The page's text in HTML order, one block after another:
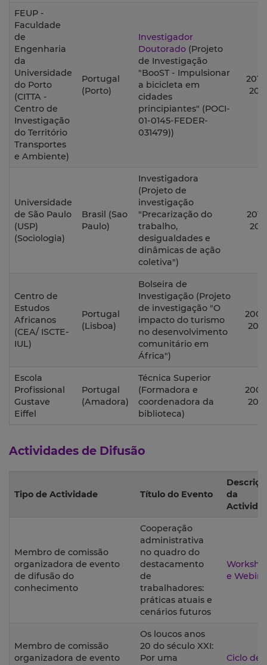
FEUP -
Faculdade
de
Engenharia
da
Universidade
do Porto
(CITTA -
Centro de
Investigação
do Território
Transportes
e Ambiente)
Portugal
(Porto)
Investigador
Doutorado (Projeto
de Investigação
"BooST - Impulsionar
a bicicleta em
cidades
principiantes" (POCI-
01-0145-FEDER-
031479))
Universidade
de São Paulo
(USP)
(Sociologia)
Brasil (Sao
Paulo)
Investigadora
(Projeto de
investigação
"Precarização do
trabalho,
desigualdades e
dinâmicas de ação
coletiva")
Centro de
Estudos
Africanos
(CEA/ ISCTE-
IUL)
Portugal
(Lisboa)
Bolseira de
Investigação (Projeto
de investigação "O
impacto do turismo
no desenvolvimento
comunitário em
África")
Escola
Profissional
Gustave
Eiffel
Portugal
(Amadora)
Técnica Superior
(Formadora e
coordenadora da
biblioteca)
Actividades de Difusão
Tipo de Actividade Título do Evento
da
Membro de comissão
organizadora de evento
de difusão do
conhecimento
Cooperação
administrativa
no quadro do
destacamento
de
trabalhadores:
práticas atuais e
cenários futuros
e
Membro de comissão
organizadora de evento
Os loucos anos
20 do século XXI:
Por uma
Ciclo de